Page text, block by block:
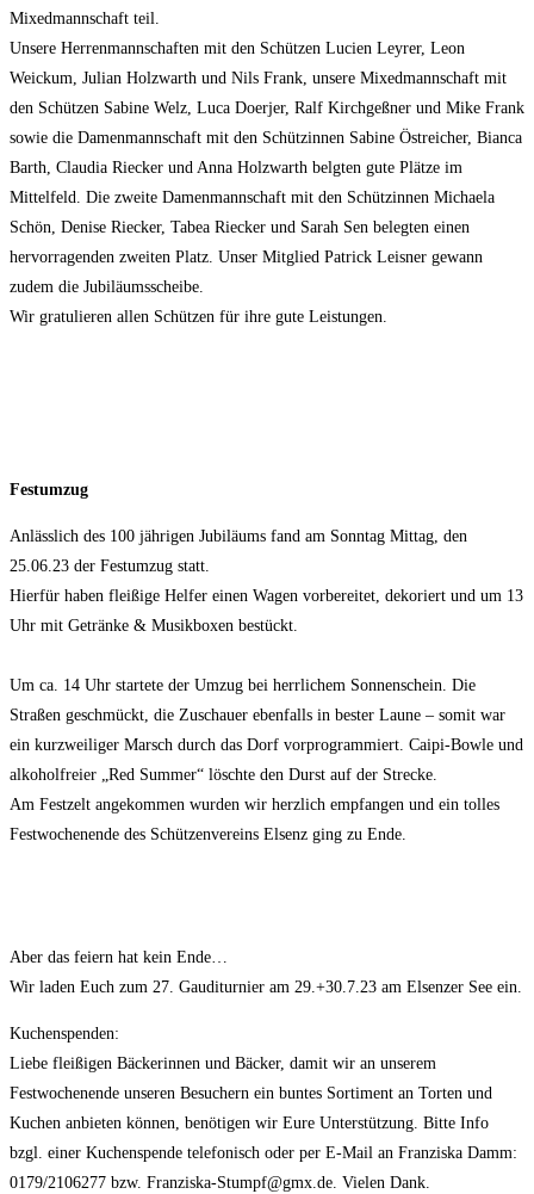
Mixedmannschaft teil.
Unsere Herrenmannschaften mit den Schützen Lucien Leyrer, Leon
Weickum, Julian Holzwarth und Nils Frank, unsere Mixedmannschaft mit
den Schützen Sabine Welz, Luca Doerjer, Ralf Kirchgeßner und Mike Frank
sowie die Damenmannschaft mit den Schützinnen Sabine Östreicher, Bianca
Barth, Claudia Riecker und Anna Holzwarth belgten gute Plätze im
Mittelfeld. Die zweite Damenmannschaft mit den Schützinnen Michaela
Schön, Denise Riecker, Tabea Riecker und Sarah Sen belegten einen
hervorragenden zweiten Platz. Unser Mitglied Patrick Leisner gewann
zudem die Jubiläumsscheibe.
Wir gratulieren allen Schützen für ihre gute Leistungen.
Festumzug
Anlässlich des 100 jährigen Jubiläums fand am Sonntag Mittag, den
25.06.23 der Festumzug statt.
Hierfür haben fleißige Helfer einen Wagen vorbereitet, dekoriert und um 13
Uhr mit Getränke & Musikboxen bestückt.
Um ca. 14 Uhr startete der Umzug bei herrlichem Sonnenschein. Die
Straßen geschmückt, die Zuschauer ebenfalls in bester Laune – somit war
ein kurzweiliger Marsch durch das Dorf vorprogrammiert. Caipi-Bowle und
alkoholfreier „Red Summer“ löschte den Durst auf der Strecke.
Am Festzelt angekommen wurden wir herzlich empfangen und ein tolles
Festwochenende des Schützenvereins Elsenz ging zu Ende.
Aber das feiern hat kein Ende…
Wir laden Euch zum 27. Gauditurnier am 29.+30.7.23 am Elsenzer See ein.
Kuchenspenden:
Liebe fleißigen Bäckerinnen und Bäcker, damit wir an unserem
Festwochenende unseren Besuchern ein buntes Sortiment an Torten und
Kuchen anbieten können, benötigen wir Eure Unterstützung. Bitte Info
bzgl. einer Kuchenspende telefonisch oder per E-Mail an Franziska Damm:
0179/2106277 bzw. Franziska-Stumpf@gmx.de. Vielen Dank.